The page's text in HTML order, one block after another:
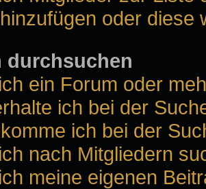
oder
durchsuchen
ein Forum oder
ich bei der
ich bei der
nach Mitgliedern
meine eigenen